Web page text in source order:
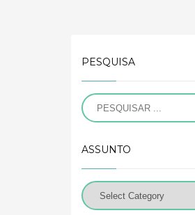
PESQUISA
ASSUNTO